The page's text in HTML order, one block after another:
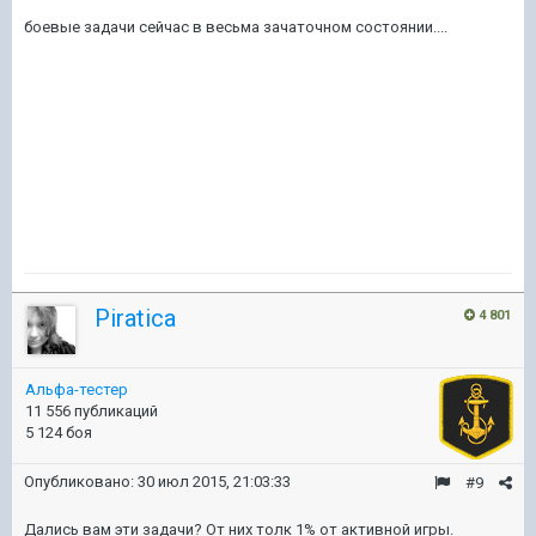
боевые задачи сейчас в весьма зачаточном состоянии....
4 801
Piratica
Альфа-тестер
11 556 публикаций
5 124 боя
#9
Опубликовано: 30 июл 2015, 21:03:33
Дались вам эти задачи? От них толк 1% от активной игры.